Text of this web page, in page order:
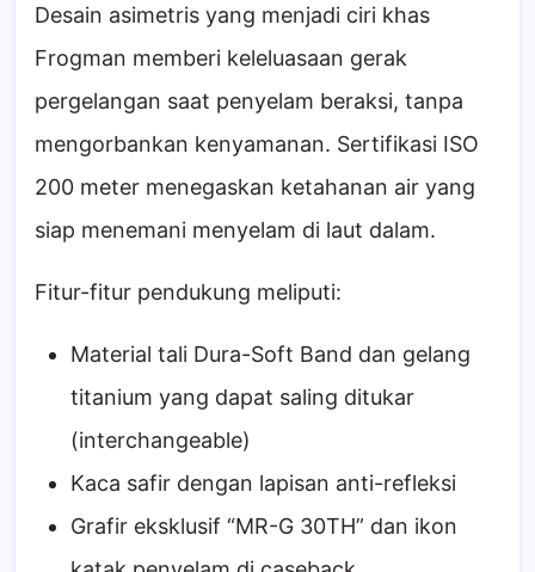
Desain asimetris yang menjadi ciri khas
Frogman memberi keleluasaan gerak
pergelangan saat penyelam beraksi, tanpa
mengorbankan kenyamanan. Sertifikasi ISO
200 meter menegaskan ketahanan air yang
siap menemani menyelam di laut dalam.
Fitur-fitur pendukung meliputi:
Material tali Dura-Soft Band dan gelang
titanium yang dapat saling ditukar
(interchangeable)
Kaca safir dengan lapisan anti-refleksi
Grafir eksklusif “MR-G 30TH” dan ikon